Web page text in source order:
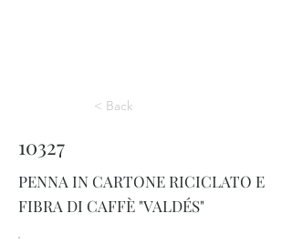
< Back
10327
PENNA IN CARTONE RICICLATO E
FIBRA DI CAFFÈ "VALDÉS"